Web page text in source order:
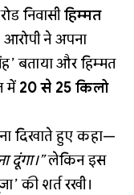
निवासीहिम्मत
ने अपना
बताया और हिम्मत
में 20 से 25 किलो
दिखाते हुए कहा—
दूंगा।”लेकिन इस
की शर्त रखी।